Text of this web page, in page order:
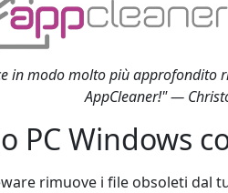
in modo molto più approfondito
AppCleaner!" —
PC Windows
rimuove i file obsoleti dal